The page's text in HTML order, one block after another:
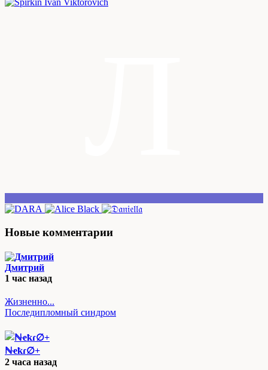
Новые комментарии
Дмитрий
1 час назад
Жизненно...
Последипломный синдром
ℕҽҟɾ∅︎+
2 часа назад